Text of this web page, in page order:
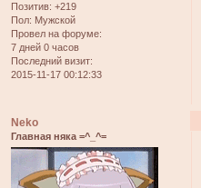
Позитив: +219
Пол: Мужской
Провел на форуме:
7 дней 0 часов
Последний визит:
2015-11-17 00:12:33
Neko
Главная няка =^_^=